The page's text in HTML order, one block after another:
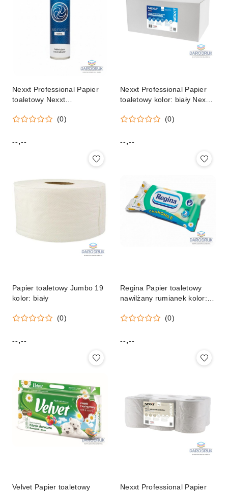
Nexxt Professional Papier
toaletowy Nexxt
(0)
Cena:
--,--
Nexxt Professional Papier
toaletowy kolor: biały Nexxt
(0)
Cena:
--,--
Papier toaletowy Jumbo 19
kolor: biały
(0)
Cena:
--,--
Regina Papier toaletowy
nawilżany rumianek kolor:
(0)
Cena:
--,--
Velvet Papier toaletowy
Nexxt Professional Papier